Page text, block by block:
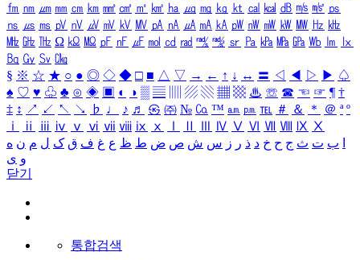
㎙ ㎚ ㎛ ㎜ ㎝ ㎞ ㎟ ㎠ ㎡ ㎢ ㏊ ㎍ ㎎ ㎏ ㏏ ㎈ ㎉ ㏈ ㎧ ㎨ ㎰
㎱ ㎲ ㎳ ㎴ ㎵ ㎶ ㎷ ㎸ ㎹ ㎀ ㎁ ㎂ ㎃ ㎄ ㎺ ㎻ ㎽ ㎾ ㎿ ㎐ ㎑
㎒ ㎓ ㎔ Ω ㏀ ㏁ ㎊ ㎋ ㎌ ㏖ ㏅ ㎭ ㎮ ㎯ ㏛ ㎩ ㎪ ㎫ ㎬ ㏝ ㏐
㏓
㏃ ㏉ ㏜ ㏆
§ ※ ☆ ★ ○ ● ◎ ◇ ◆ □ ■ △ ▽ → ← ↑ ↓ ↔ 〓 ◁ ◀ ▷ ▶ ♤
♠ ♡ ♥ ♧ ♣ ⊙ ◈ ▣ ◐ ◑ ▒ ▤ ▨ ▧ ▦ ▩ ♨ ☏ ☎ ☜ ☞ ¶ †
‡ ↕ ↗ ↙ ↖ ↘ ♭ ♩ ♪ ♬ ㉿ ㈜ № ㏇ ™ ㏂ ㏘ ℡ ＃ ＆ ＊ ＠ ª º
ⅰ
ⅱ ⅲ ⅳ ⅴ ⅵ ⅶ ⅷ ⅸ ⅹ Ⅳ Ⅴ Ⅵ Ⅶ Ⅷ Ⅸ Ⅹ
ب ت ث ج ح خ د ذ ر ز س ش ص ض ط ظ ع غ ف ق ک ل م ن ه
و ی
닫기
통합검색